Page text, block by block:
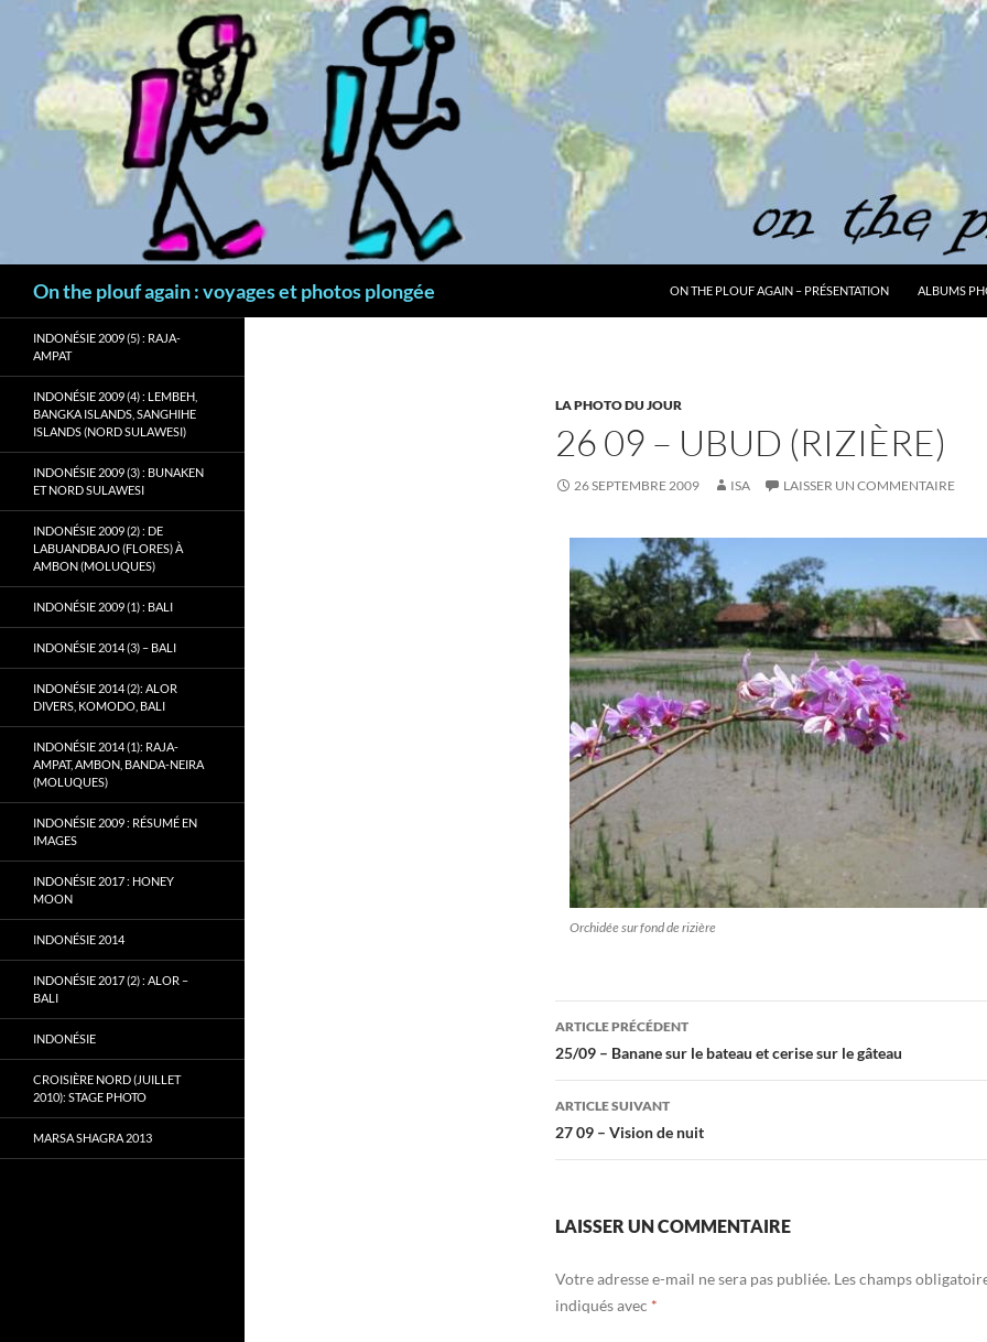
contenu
On the plouf again : voyages et photos plongée ON THE PLOUF AGAIN – PRÉSENTATION ALBUMS
LA PHOTO DU JOUR
26 09 – UBUD (RIZIÈRE)
26 SEPTEMBRE 2009 ISA LAISSER UN COMMENTAIRE
Orchidée sur fond de rizière
Navigation
des
articles
ARTICLE PRÉCÉDENT
25/09 – Banane sur le bateau et cerise sur le gâteau
ARTICLE SUIVANT
27 09 – Vision de nuit
LAISSER UN COMMENTAIRE
Votre adresse e-mail ne sera pas publiée. Les champs
indiqués avec *
INDONÉSIE 2009 (5) : RAJA-
AMPAT
INDONÉSIE 2009 (4) : LEMBEH,
BANGKA ISLANDS, SANGHIHE
ISLANDS (NORD SULAWESI)
INDONÉSIE 2009 (3) : BUNAKEN
ET NORD SULAWESI
INDONÉSIE 2009 (2) : DE
LABUANDBAJO (FLORES) À
AMBON (MOLUQUES)
INDONÉSIE 2009 (1) : BALI
INDONÉSIE 2014 (3) – BALI
INDONÉSIE 2014 (2): ALOR
DIVERS, KOMODO, BALI
INDONÉSIE 2014 (1): RAJA-
AMPAT, AMBON, BANDA-NEIRA
(MOLUQUES)
INDONÉSIE 2009 : RÉSUMÉ EN
IMAGES
INDONÉSIE 2017 : HONEY
MOON
INDONÉSIE 2014
INDONÉSIE 2017 (2) : ALOR –
BALI
INDONÉSIE
CROISIÈRE NORD (JUILLET
2010): STAGE PHOTO
MARSA SHAGRA 2013